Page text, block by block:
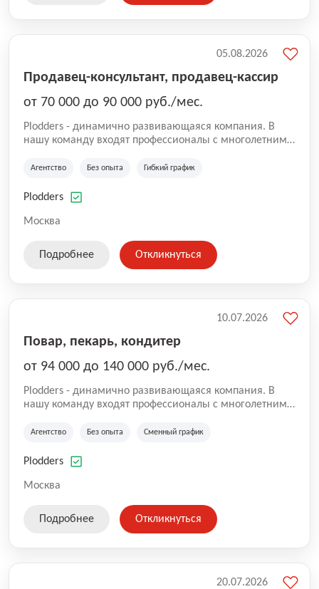
Продавец-консультант, продавец-кассир
от 70 000 до 90 000 руб./мес.
Plodders - динамично развивающаяся компания. В
нашу команду входят профессионалы с многолетним
на рынке аутсорсинга, а накопленный опыт позволяют
оказываемых услуг.
Агентство Без опыта Гибкий график
Plodders
Москва
05.08.2026
Подробнее Откликнуться
Повар, пекарь, кондитер
от 94 000 до 140 000 руб./мес.
Plodders - динамично развивающаяся компания. В
нашу команду входят профессионалы с многолетним
на рынке аутсорсинга, а накопленный опыт позволяют
оказываемых услуг.
Агентство Без опыта Сменный график
Plodders
Москва
10.07.2026
Подробнее Откликнуться
20.07.2026